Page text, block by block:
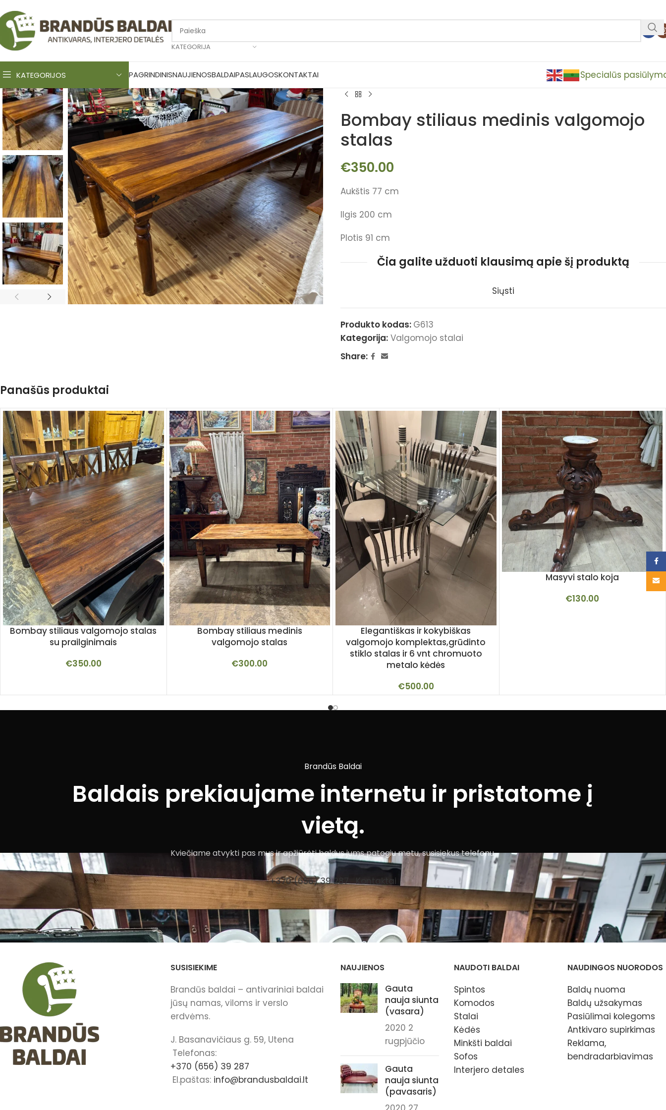
KATEGORIJA
KATEGORIJOS PAGRINDINISNAUJIENOSBALDAIPASLAUGOSKONTAKTAI Specialūs
Bombay stiliaus medinis valgomojo
stalas
€350.00
Aukštis 77 cm
Ilgis 200 cm
Plotis 91 cm
Čia galite užduoti klausimą apie šį produktą
Siųsti
Produkto kodas: G613
Kategorija: Valgomojo stalai
Share:
Panašūs produktai
Bombay stiliaus valgomojo stalas
su prailginimais
€350.00
Bombay stiliaus medinis
valgomojo stalas
€300.00
Elegantiškas ir kokybiškas
valgomojo komplektas,grūdinto
stiklo stalas ir 6 vnt chromuoto
metalo kėdės
€500.00
Masyvi stalo koja
€130.00
Brandūs Baldai
Baldais prekiaujame internetu ir pristatome į
vietą.
Kviečiame atvykti pas mus ir apžiūrėti baldus jums patogiu metu, susisiekus telefonu.
+370 (656) 39 287 Kontaktai
SUSISIEKIME
Brandūs baldai – antivariniai baldai
jūsų namas, viloms ir verslo
erdvėms.
J. Basanavičiaus g. 59, Utena
Telefonas:
+370 (656) 39 287
El.paštas: info@brandusbaldai.lt
NAUJIENOS
Gauta
nauja siunta
(vasara)
2020 2
rugpjūčio
Gauta
nauja siunta
(pavasaris)
NAUDOTI BALDAI
Spintos
Komodos
Stalai
Kėdės
Minkšti baldai
Sofos
Interjero detales
NAUDINGOS NUORODOS
Baldų nuoma
Baldų užsakymas
Pasiūlimai kolegoms
Antkivaro supirkimas
Reklama,
bendradarbiavimas
Email